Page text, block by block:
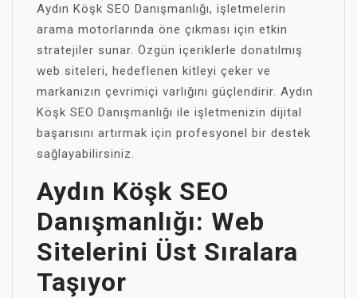
Aydın Köşk SEO Danışmanlığı, işletmelerin
arama motorlarında öne çıkması için etkin
stratejiler sunar. Özgün içeriklerle donatılmış
web siteleri, hedeflenen kitleyi çeker ve
markanızın çevrimiçi varlığını güçlendirir. Aydın
Köşk SEO Danışmanlığı ile işletmenizin dijital
başarısını artırmak için profesyonel bir destek
sağlayabilirsiniz.
Aydın Köşk SEO
Danışmanlığı: Web
Sitelerini Üst Sıralara
Taşıyor